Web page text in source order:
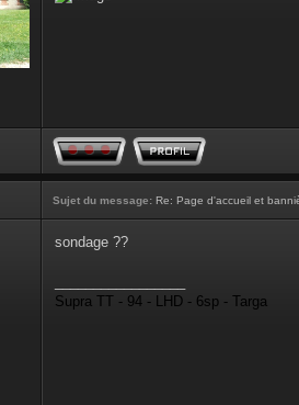
Sujet du message: Re: Page d'accueil et
sondage ??
Supra TT - 94 - LHD - 6sp - Targa